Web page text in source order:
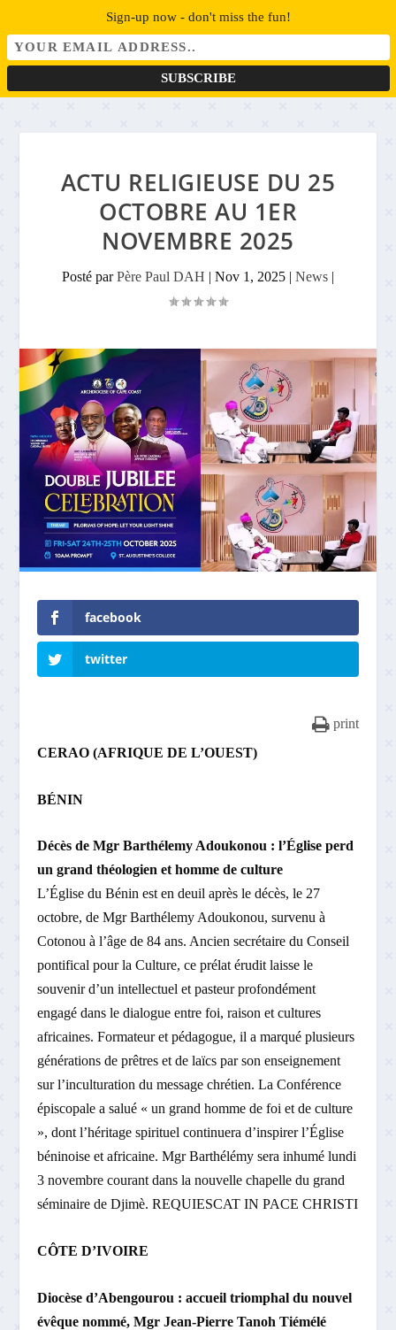
ACTU RELIGIEUSE DU 25
OCTOBRE AU 1ER
NOVEMBRE 2025
Posté parPère Paul DAH | Nov 1, 2025 | News |
facebook
twitter
print
CERAO (AFRIQUE DE L’OUEST)
BÉNIN
Décès de Mgr Barthélemy Adoukonou : l’Église perd
un grand théologien et homme de culture
L’Église du Bénin est en deuil après le décès, le 27
octobre, de Mgr Barthélemy Adoukonou, survenu à
Cotonou à l’âge de 84 ans. Ancien secrétaire du Conseil
pontifical pour la Culture, ce prélat érudit laisse le
souvenir d’un intellectuel et pasteur profondément
engagé dans le dialogue entre foi, raison et cultures
africaines. Formateur et pédagogue, il a marqué plusieurs
générations de prêtres et de laïcs par son enseignement
sur l’inculturation du message chrétien. La Conférence
épiscopale a salué « un grand homme de foi et de culture
», dont l’héritage spirituel continuera d’inspirer l’Église
béninoise et africaine. Mgr Barthélémy sera inhumé lundi
3 novembre courant dans la nouvelle chapelle du grand
séminaire de Djimè. REQUIESCAT IN PACE CHRISTI
CÔTE D’IVOIRE
Diocèse d’Abengourou : accueil triomphal du nouvel
évêque nommé, Mgr Jean-Pierre Tanoh Tiémélé
Sign-up now - don't miss the fun!